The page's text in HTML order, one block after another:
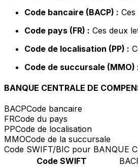
Code bancaire (BACP) :
Code pays (FR) : Ces deux
Code de localisation (PP) :
Code de succursale (MMO)
BANQUE CENTRALE DE
BACPCode bancaire
FRCode du pays
PPCode de localisation
MMOCode de la succursale
Code SWIFT/BIC pour BANQUE
Code SWIFT